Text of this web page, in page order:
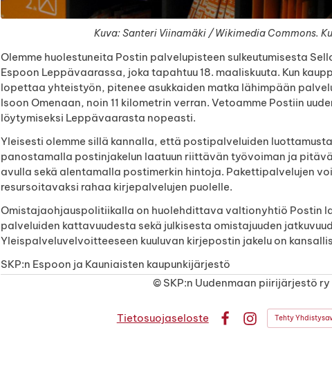
Kuva: Santeri Viinamäki / Wikimedia Commons.
Olemme huolestuneita Postin palvelupisteen sulkeutumisesta
Espoon Leppävaarassa, joka tapahtuu 18. maaliskuuta. Kun
lopettaa yhteistyön, pitenee asukkaiden matka lähimpään
Isoon Omenaan, noin 11 kilometrin verran. Vetoamme Postiin
löytymiseksi Leppävaarasta nopeasti.
Yleisesti olemme sillä kannalla, että postipalveluiden
panostamalla postinjakelun laatuun riittävän työvoiman ja
avulla sekä alentamalla postimerkin hintoja. Pakettipalvelujen
resursoitavaksi rahaa kirjepalvelujen puolelle.
Omistajaohjauspolitiikalla on huolehdittava valtionyhtiö Postin
palveluiden kattavuudesta sekä julkisesta omistajuuden
Yleispalveluvelvoitteeseen kuuluvan kirjepostin jakelu on
SKP:n Espoon ja Kauniaisten kaupunkijärjestö
© SKP:n Uudenmaan piirijärjestö ry
Tietosuojaseloste
FacebookInstagram
Tehty